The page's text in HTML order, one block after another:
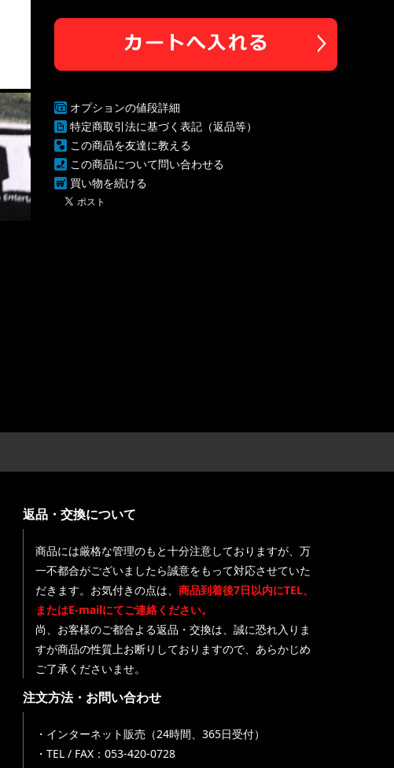
オプションの値段詳細
特定商取引法に基づく表記（返品等）
この商品を友達に教える
この商品について問い合わせる
買い物を続ける
返品・交換について
商品には厳格な管理のもと十分注意しておりますが、万
一不都合がございましたら誠意をもって対応させていた
だきます。お気付きの点は、 商品到着後7日以内にTEL、
またはE-mailにてご連絡ください。
尚、お客様のご都合よる返品・交換は、誠に恐れ入りま
すが商品の性質上お断りしておりますので、あらかじめ
ご了承くださいませ。
注文方法・お問い合わせ
・インターネット販売（24時間、365日受付）
・TEL / FAX：053-420-0728